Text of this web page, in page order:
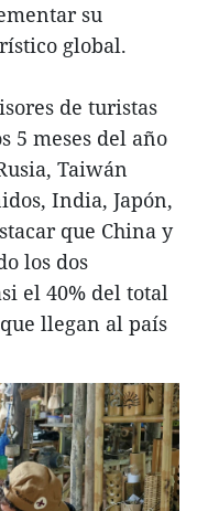
su
global.
de turistas
5 meses del año
Taiwán
India, Japón,
que China y
los dos
el 40% del total
llegan al país